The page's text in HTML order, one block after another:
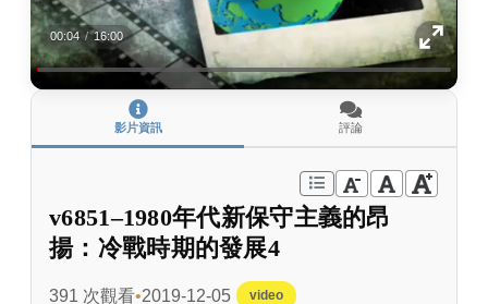
00:04 / 16:00
影片資訊 評論
v6851–1980年代新保守主義的昂
揚：冷戰時期的發展4
391 次觀看 2019-12-05
video